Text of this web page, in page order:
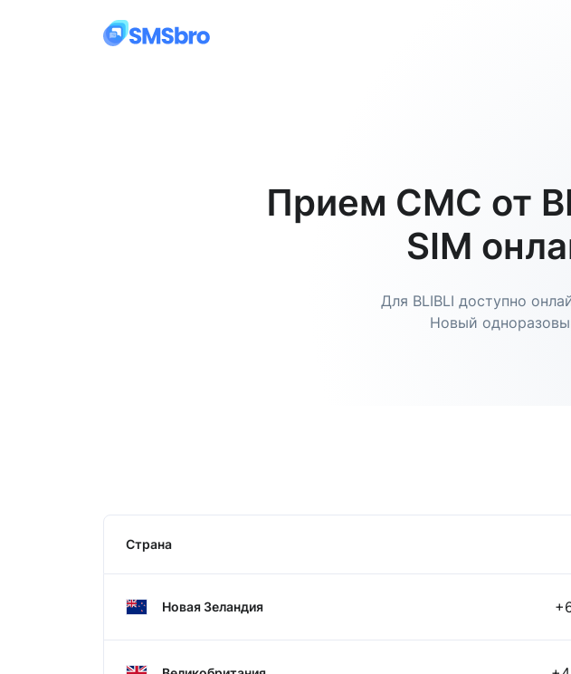
Прием СМС от
SIM
Для BLIBLI доступно
Новый
Страна
Новая Зеландия